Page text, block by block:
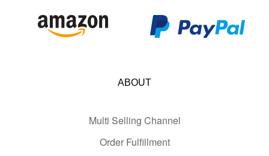
ABOUT
Multi Selling Channel
Order Fulfillment